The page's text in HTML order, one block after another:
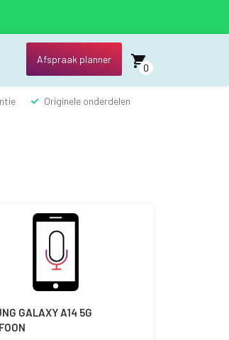
Afspraak planner
0
Originele onderdelen
GALAXY A14 5G